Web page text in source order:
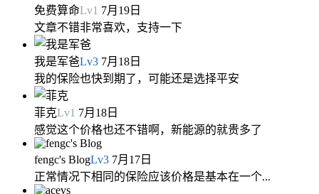
免费算命Lv1 7月19日
文章不错非常喜欢，支持一下
我是军爸Lv3 7月18日
我的保险也快到期了，可能还是选择平安
菲克Lv1 7月18日
感觉这个价格也还不错啊，新能源的就贵多了
fengc's BlogLv3 7月17日
正常情况下相同的保险应该价格是基本在一个...